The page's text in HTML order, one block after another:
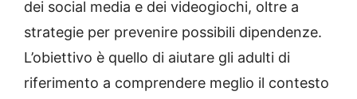
dei social media e dei videogiochi, oltre a
strategie per prevenire possibili dipendenze.
L’obiettivo è quello di aiutare gli adulti di
riferimento a comprendere meglio il contesto